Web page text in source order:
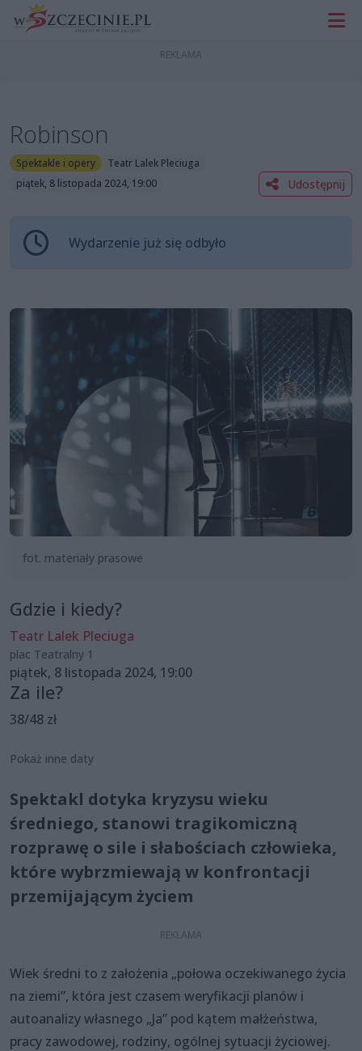
Robinson
Spektakle i opery
Teatr Lalek Pleciuga
piątek, 8 listopada 2024, 19:00
Udostępnij
Wydarzenie już się odbyło
fot. materiały prasowe
Gdzie i kiedy?
Teatr Lalek Pleciuga
plac Teatralny 1
piątek, 8 listopada 2024, 19:00
Za ile?
38/48 zł
Pokaż inne daty
Spektakl dotyka kryzysu wieku
średniego, stanowi tragikomiczną
rozprawę o sile i słabościach człowieka,
które wybrzmiewają w konfrontacji
przemijającym życiem
Wiek średni to z założenia „połowa oczekiwanego życia
na ziemi”, która jest czasem weryfikacji planów i
autoanalizy własnego „Ja” pod kątem małżeństwa,
pracy zawodowej, rodziny, ogólnej sytuacji życiowej.